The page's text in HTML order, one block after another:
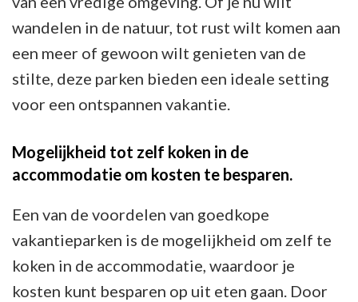
wandelen in de natuur, tot rust wilt komen aan
een meer of gewoon wilt genieten van de
stilte, deze parken bieden een ideale setting
voor een ontspannen vakantie.
Mogelijkheid tot zelf koken in de
accommodatie om kosten te besparen.
Een van de voordelen van goedkope
vakantieparken is de mogelijkheid om zelf te
koken in de accommodatie, waardoor je
kosten kunt besparen op uit eten gaan. Door